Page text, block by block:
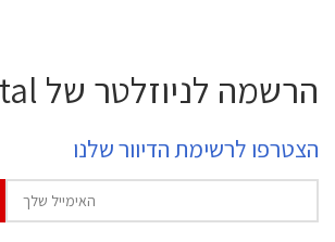
הרשמה לניוזלטר של ChiPortal
הצטרפו לרשימת הדיוור שלנו